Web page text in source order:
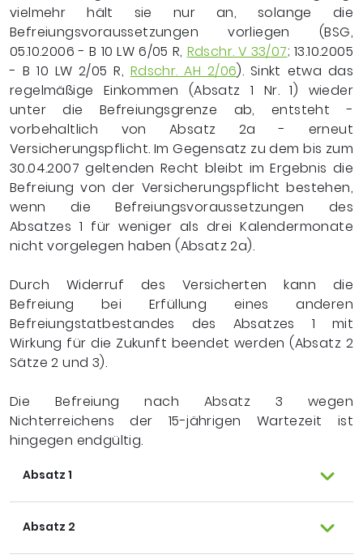
vielmehr hält sie nur an, solange die
Befreiungsvoraussetzungen vorliegen (BSG,
05.10.2006 - B 10 LW 6/05 R, Rdschr. V 33/07; 13.10.2005
- B 10 LW 2/05 R, Rdschr. AH 2/06). Sinkt etwa das
regelmäßige Einkommen (Absatz 1 Nr. 1) wieder
unter die Befreiungsgrenze ab, entsteht -
vorbehaltlich von Absatz 2a - erneut
Versicherungspflicht. Im Gegensatz zu dem bis zum
30.04.2007 geltenden Recht bleibt im Ergebnis die
Befreiung von der Versicherungspflicht bestehen,
wenn die Befreiungsvoraussetzungen des
Absatzes 1 für weniger als drei Kalendermonate
nicht vorgelegen haben (Absatz 2a).
Durch Widerruf des Versicherten kann die
Befreiung bei Erfüllung eines anderen
Befreiungstatbestandes des Absatzes 1 mit
Wirkung für die Zukunft beendet werden (Absatz 2
Sätze 2 und 3).
Die Befreiung nach Absatz 3 wegen
Nichterreichens der 15-jährigen Wartezeit ist
hingegen endgültig.
Absatz 1
Absatz 2